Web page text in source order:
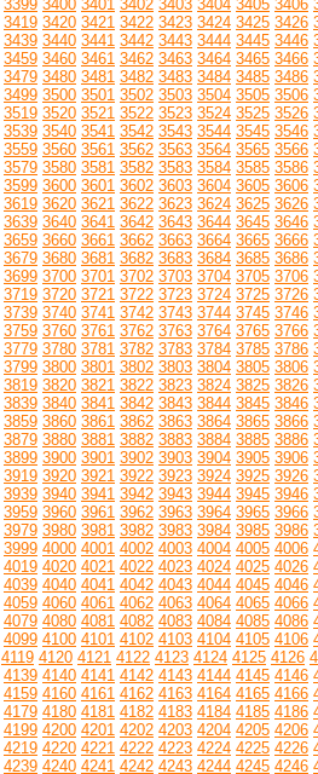
3399 3400 3401 3402 3403 3404 3405 3406
3419 3420 3421 3422 3423 3424 3425 3426
3439 3440 3441 3442 3443 3444 3445 3446
3459 3460 3461 3462 3463 3464 3465 3466
3479 3480 3481 3482 3483 3484 3485 3486
3499 3500 3501 3502 3503 3504 3505 3506
3519 3520 3521 3522 3523 3524 3525 3526
3539 3540 3541 3542 3543 3544 3545 3546
3559 3560 3561 3562 3563 3564 3565 3566
3579 3580 3581 3582 3583 3584 3585 3586
3599 3600 3601 3602 3603 3604 3605 3606
3619 3620 3621 3622 3623 3624 3625 3626
3639 3640 3641 3642 3643 3644 3645 3646
3659 3660 3661 3662 3663 3664 3665 3666
3679 3680 3681 3682 3683 3684 3685 3686
3699 3700 3701 3702 3703 3704 3705 3706
3719 3720 3721 3722 3723 3724 3725 3726
3739 3740 3741 3742 3743 3744 3745 3746
3759 3760 3761 3762 3763 3764 3765 3766
3779 3780 3781 3782 3783 3784 3785 3786
3799 3800 3801 3802 3803 3804 3805 3806
3819 3820 3821 3822 3823 3824 3825 3826
3839 3840 3841 3842 3843 3844 3845 3846
3859 3860 3861 3862 3863 3864 3865 3866
3879 3880 3881 3882 3883 3884 3885 3886
3899 3900 3901 3902 3903 3904 3905 3906
3919 3920 3921 3922 3923 3924 3925 3926
3939 3940 3941 3942 3943 3944 3945 3946
3959 3960 3961 3962 3963 3964 3965 3966
3979 3980 3981 3982 3983 3984 3985 3986
3999 4000 4001 4002 4003 4004 4005 4006
4019 4020 4021 4022 4023 4024 4025 4026
4039 4040 4041 4042 4043 4044 4045 4046
4059 4060 4061 4062 4063 4064 4065 4066
4079 4080 4081 4082 4083 4084 4085 4086
4099 4100 4101 4102 4103 4104 4105 4106
4119 4120 4121 4122 4123 4124 4125 4126
4139 4140 4141 4142 4143 4144 4145 4146
4159 4160 4161 4162 4163 4164 4165 4166
4179 4180 4181 4182 4183 4184 4185 4186
4199 4200 4201 4202 4203 4204 4205 4206
4219 4220 4221 4222 4223 4224 4225 4226
4239 4240 4241 4242 4243 4244 4245 4246